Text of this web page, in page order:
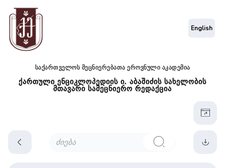
საქართველოს მეცნიერებათა ეროვნული აკადემია
ქართული ენციკლოპედიის ი. აბაშიძის სახელობის
მთავარი სამეცნიერო რედაქცია
English